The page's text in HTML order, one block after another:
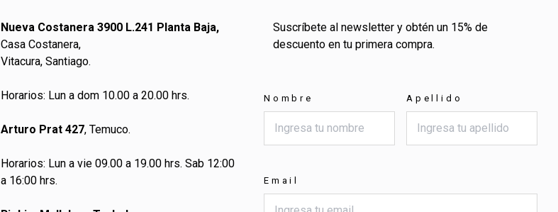
Nueva Costanera 3900 L.241 Planta Baja,
Casa Costanera,
Vitacura, Santiago.
Horarios: Lun a dom 10.00 a 20.00 hrs.
Arturo Prat 427, Temuco.
Horarios: Lun a vie 09.00 a 19.00 hrs. Sab 12:00
a 16:00 hrs.
Suscríbete al newsletter y obtén un 15% de
descuento en tu primera compra.
Nombre Apellido
Email